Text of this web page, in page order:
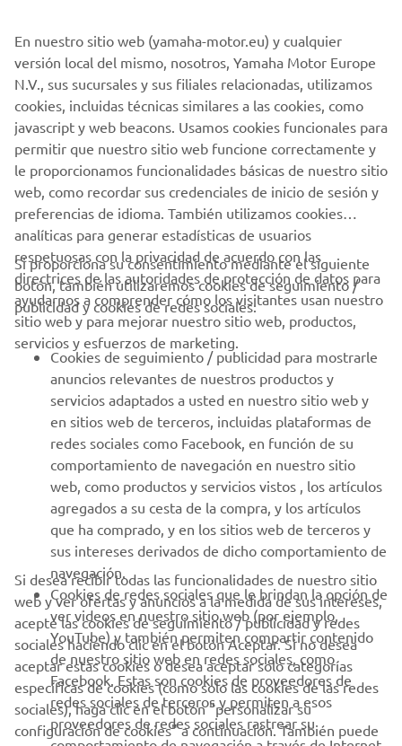
Yves Marel
"I nicknamed my bike Lorelei. Undoubtedly, I love the
engine the most! Even with those E5 regulations."
Seguir leyendo
CORPORATIVO
PROFESIONALES
MÁS YAMAHA
AYUDA
BOLETÍN DE NOTICIAS
Sé el primero en enterarte de las últimas ofertas, eventos
especiales, novedades
SUSCRÍBETE
Lea nuestra Política de Privacidad para saber cómo procesamos
sus datos personales: Política de Privacidad
En nuestro sitio web (yamaha-motor.eu) y cualquier
versión local del mismo, nosotros, Yamaha Motor Europe
N.V., sus sucursales y sus filiales relacionadas, utilizamos
cookies, incluidas técnicas similares a las cookies, como
javascript y web beacons. Usamos cookies funcionales para
permitir que nuestro sitio web funcione correctamente y
le proporcionamos funcionalidades básicas de nuestro sitio
web, como recordar sus credenciales de inicio de sesión y
preferencias de idioma. También utilizamos cookies
analíticas para generar estadísticas de usuarios
respetuosas con la privacidad de acuerdo con las
directrices de las autoridades de protección de datos para
ayudarnos a comprender cómo los visitantes usan nuestro
sitio web y para mejorar nuestro sitio web, productos,
servicios y esfuerzos de marketing.
Si proporciona su consentimiento mediante el siguiente
botón, también utilizaremos cookies de seguimiento /
publicidad y cookies de redes sociales:
Cookies de seguimiento / publicidad para mostrarle
anuncios relevantes de nuestros productos y
servicios adaptados a usted en nuestro sitio web y
en sitios web de terceros, incluidas plataformas de
redes sociales como Facebook, en función de su
comportamiento de navegación en nuestro sitio
web, como productos y servicios vistos , los artículos
agregados a su cesta de la compra, y los artículos
que ha comprado, y en los sitios web de terceros y
sus intereses derivados de dicho comportamiento de
navegación.
Cookies de redes sociales que le brindan la opción de
ver videos en nuestro sitio web (por ejemplo,
YouTube) y también permiten compartir contenido
de nuestro sitio web en redes sociales, como
Facebook. Estas son cookies de proveedores de
redes sociales de terceros y permiten a esos
proveedores de redes sociales rastrear su
Si desea recibir todas las funcionalidades de nuestro sitio
web y ver ofertas y anuncios a la medida de sus intereses,
acepte las cookies de seguimiento / publicidad y redes
sociales haciendo clic en el botón Aceptar. Si no desea
aceptar estas cookies o desea aceptar solo categorías
específicas de cookies (como solo las cookies de las redes
sociales), haga clic en el botón "personalizar su
configuración de cookies" a continuación. También puede